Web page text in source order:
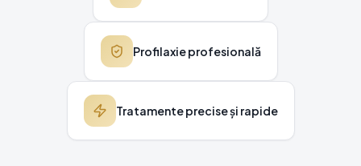
Profilaxie profesională
Tratamente precise și rapide